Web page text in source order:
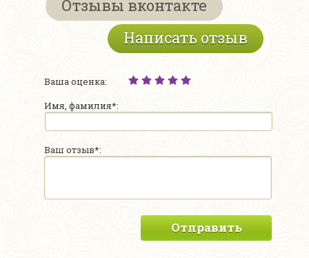
Отзывы вконтакте
Написать отзыв
Ваша оценка:
Имя, фамилия*:
Ваш отзыв*:
Отправить